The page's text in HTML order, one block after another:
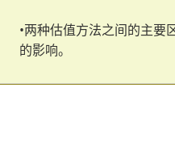
•两种估值方法之间的主要
的影响。